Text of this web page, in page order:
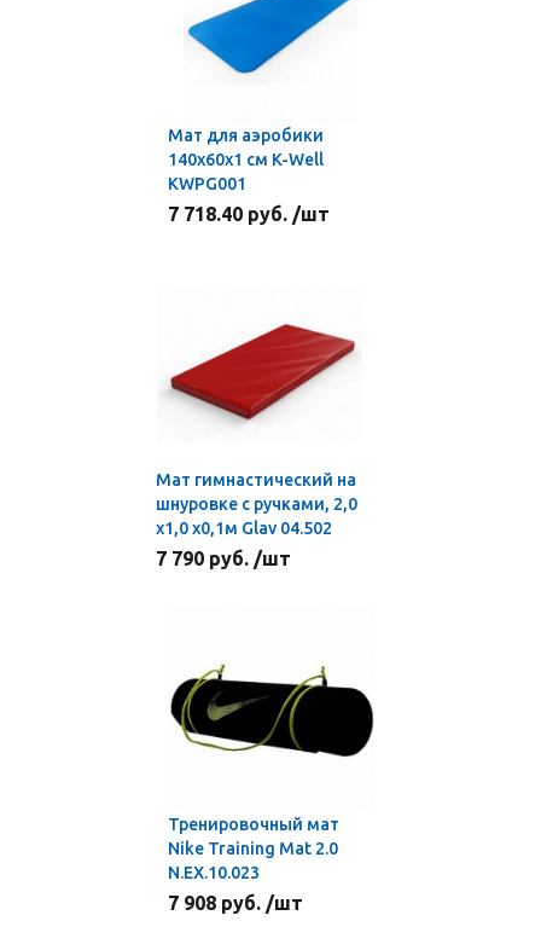
Мат для аэробики
140х60х1 см K-Well
KWPG001
7 718.40 руб. /шт
Мат гимнастический на
шнуровке с ручками, 2,0
х1,0 х0,1м Glav 04.502
7 790 руб. /шт
Тренировочный мат
Nike Training Mat 2.0
N.EX.10.023
7 908 руб. /шт